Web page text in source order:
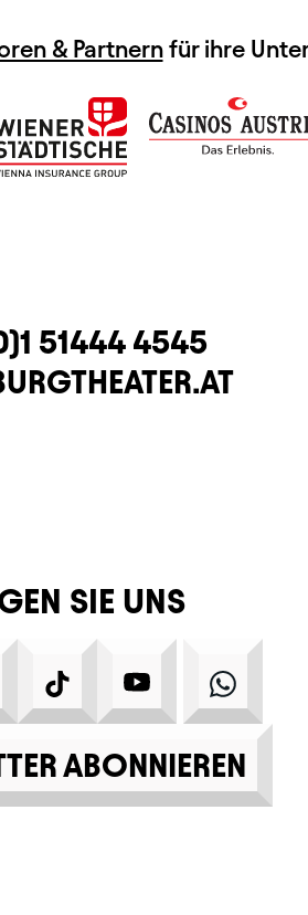
& Partnernfür ihre
51444 4545
SIE UNS
FACEBOOK
TIKTOK YOUTUBE
ABONNIEREN